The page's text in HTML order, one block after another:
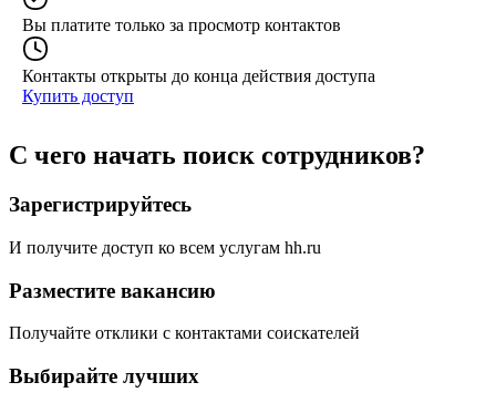
Вы платите только за просмотр контактов
Контакты открыты до конца действия доступа
Купить доступ
С чего начать поиск сотрудников?
Зарегистрируйтесь
И получите доступ ко всем услугам hh.ru
Разместите вакансию
Получайте отклики с контактами соискателей
Выбирайте лучших